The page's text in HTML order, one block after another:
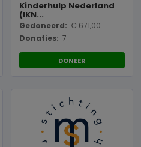
Kinderhulp Nederland
(IKN...
Gedoneerd: € 671,00
Donaties: 7
DONEER